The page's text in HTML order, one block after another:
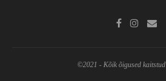
©2021 - Kõik õigused kaitstud